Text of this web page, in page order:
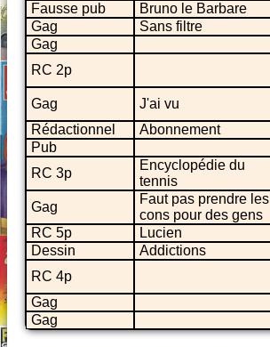
Fausse pub
Bruno le Barbare
Gag
Sans filtre
Gag
RC 2p
Gag J'ai vu
Rédactionnel
Abonnement
Pub
RC 3p
Encyclopédie du
tennis
Gag
Faut pas prendre les
cons pour des gens
RC 5p
Lucien
Dessin
Addictions
RC 4p
Gag
Gag